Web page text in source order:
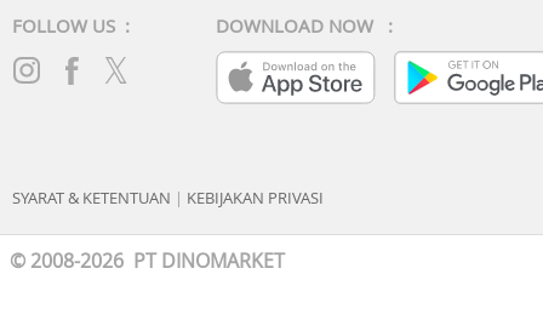
Berkomunikasi dengan jelas
Mendengar dan didengar dengan panggilan yang jernih
dan jelas ke mana pun Anda pergi. 3 mikrofon bekerja
FOLLOW US : DOWNLOAD NOW :
SYARAT & KETENTUAN | KEBIJAKAN PRIVASI
© 2008-2026 PT DINOMARKET